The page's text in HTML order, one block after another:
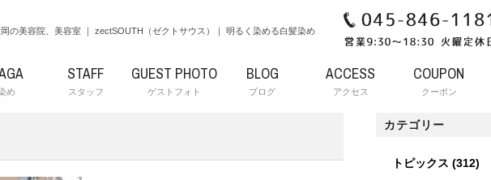
の美容院、美容室 ｜ zectSOUTH（ゼクトサウス）｜ 明るく染める白髪染め
め
STAFF
スタッフ
GUEST PHOTO
ゲストフォト
BLOG
ブログ
ACCESS
アクセス
COUPON
クーポン
カテゴリー
トピックス (312)